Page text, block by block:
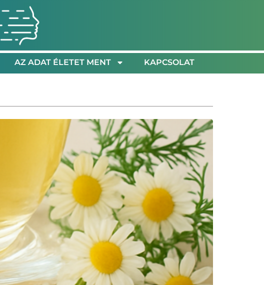
AZ ADAT ÉLETET MENT KAPCSOLAT